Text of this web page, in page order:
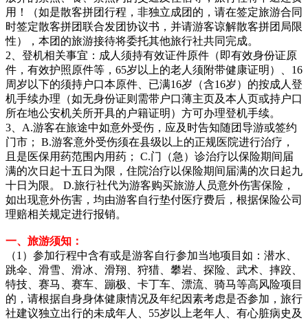
用！（如是散客拼团行程，非独立成团的，请在签定旅游合同
时签定散客拼团联合发团协议书，并请游客谅解散客拼团局限
性），本团的旅游接待将委托其他旅行社共同完成。
2、登机相关事宜：成人须持有效证件原件（即有效身份证原
件，有效护照原件等，65岁以上的老人须附带健康证明）、16
周岁以下的须持户口本原件、已满16岁（含16岁）的按成人登
机手续办理（如无身份证则需带户口薄主页及本人页或持户口
所在地公安机关所开具的户籍证明）方可办理登机手续。
3、A.游客在旅途中如意外受伤，应及时告知随团导游或签约
门市； B.游客意外受伤须在县级以上的正规医院进行治疗，
且是医保用药范围内用药； C.门（急）诊治疗以保险期间届
满的次日起十五日为限，住院治疗以保险期间届满的次日起九
十日为限。 D.旅行社代为游客购买旅游人员意外伤害保险，
如出现意外伤害，均由游客自行垫付医疗费后，根据保险公司
理赔相关规定进行报销。
一、旅游须知：
（1）参加行程中含有或是游客自行参加当地项目如：潜水、
跳伞、滑雪、滑冰、滑翔、狩猎、攀岩、探险、武术、摔跤、
特技、赛马、赛车、蹦极、卡丁车、漂流、骑马等高风险项目
的，请根据自身身体健康情况及年纪因素考虑是否参加，旅行
社建议独立出行的未成年人、55岁以上老年人、有心脏病史及